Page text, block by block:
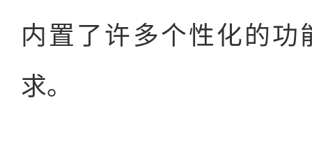
内置了许多个性化的
求。